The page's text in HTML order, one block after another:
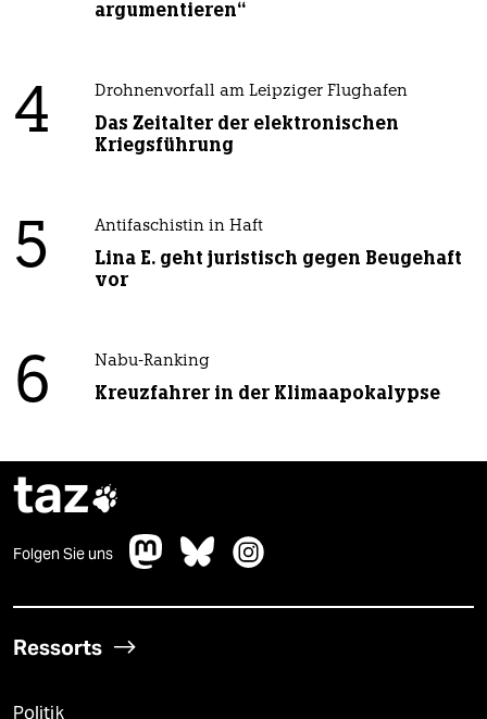
argumentieren“
4 Drohnenvorfall am Leipziger Flughafen
Das Zeitalter der elektronischen
Kriegsführung
5 Antifaschistin in Haft
Lina E. geht juristisch gegen Beugehaft
vor
6 Nabu-Ranking
Kreuzfahrer in der Klimaapokalypse
taz
Folgen Sie uns
Ressorts
Politik